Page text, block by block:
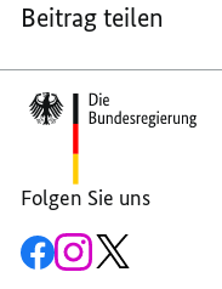
Beitrag teilen
Footer-
Bereich
Folgen Sie uns
Zur
Facebook-
Zum
Instagram-